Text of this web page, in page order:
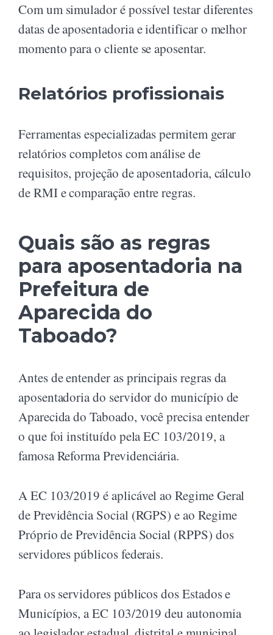
Com um simulador é possível testar diferentes
datas de aposentadoria e identificar o melhor
momento para o cliente se aposentar.
Relatórios profissionais
Ferramentas especializadas permitem gerar
relatórios completos com análise de
requisitos, projeção de aposentadoria, cálculo
de RMI e comparação entre regras.
Quais são as regras
para aposentadoria na
Prefeitura de
Aparecida do
Taboado?
Antes de entender as principais regras da
aposentadoria do servidor do município de
Aparecida do Taboado, você precisa entender
o que foi instituído pela EC 103/2019, a
famosa Reforma Previdenciária.
A EC 103/2019 é aplicável ao Regime Geral
de Previdência Social (RGPS) e ao Regime
Próprio de Previdência Social (RPPS) dos
servidores públicos federais.
Para os servidores públicos dos Estados e
Municípios, a EC 103/2019 deu autonomia